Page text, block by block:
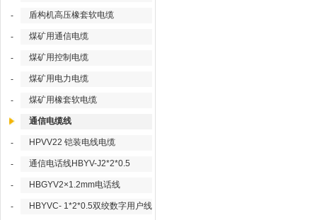
- 盾构机高压橡套软电缆
- 煤矿用通信电缆
- 煤矿用控制电缆
- 煤矿用电力电缆
- 煤矿用橡套软电缆
通信电缆线
- HPVV22 铠装电线电缆
- 通信电话线HBYV-J2*2*0.5
- HBGYV2×1.2mm电话线
- HBYVC- 1*2*0.5双绞数字用户线